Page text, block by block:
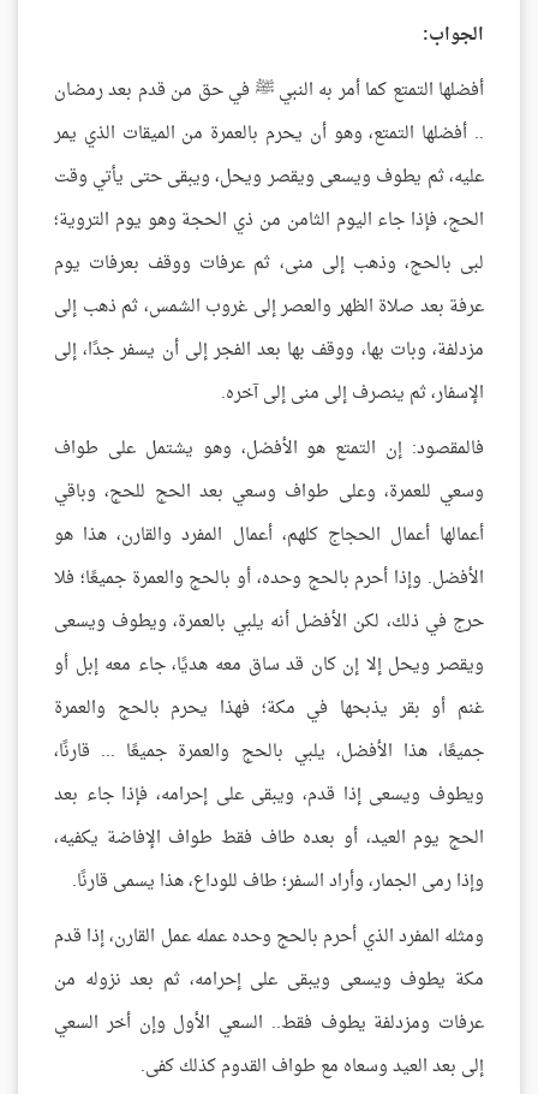
الجواب:
أفضلها التمتع كما أمر به النبي ﷺ في حق من قدم بعد رمضان
.. أفضلها التمتع، وهو أن يحرم بالعمرة من الميقات الذي يمر
عليه، ثم يطوف ويسعى ويقصر ويحل، ويبقى حتى يأتي وقت
الحج، فإذا جاء اليوم الثامن من ذي الحجة وهو يوم التروية؛
لبى بالحج، وذهب إلى منى، ثم عرفات ووقف بعرفات يوم
عرفة بعد صلاة الظهر والعصر إلى غروب الشمس، ثم ذهب إلى
مزدلفة، وبات بها، ووقف بها بعد الفجر إلى أن يسفر جدًا، إلى
الإسفار، ثم ينصرف إلى منى إلى آخره.
فالمقصود: إن التمتع هو الأفضل، وهو يشتمل على طواف
وسعي للعمرة، وعلى طواف وسعي بعد الحج للحج، وباقي
أعمالها أعمال الحجاج كلهم، أعمال المفرد والقارن، هذا هو
الأفضل. وإذا أحرم بالحج وحده، أو بالحج والعمرة جميعًا؛ فلا
حرج في ذلك، لكن الأفضل أنه يلبي بالعمرة، ويطوف ويسعى
ويقصر ويحل إلا إن كان قد ساق معه هديًا، جاء معه إبل أو
غنم أو بقر يذبحها في مكة؛ فهذا يحرم بالحج والعمرة
جميعًا، هذا الأفضل، يلبي بالحج والعمرة جميعًا ... قارنًا،
ويطوف ويسعى إذا قدم، ويبقى على إحرامه، فإذا جاء بعد
الحج يوم العيد، أو بعده طاف فقط طواف الإفاضة يكفيه،
وإذا رمى الجمار، وأراد السفر؛ طاف للوداع، هذا يسمى قارنًا.
ومثله المفرد الذي أحرم بالحج وحده عمله عمل القارن، إذا قدم
مكة يطوف ويسعى ويبقى على إحرامه، ثم بعد نزوله من
عرفات ومزدلفة يطوف فقط.. السعي الأول وإن أخر السعي
إلى بعد العيد وسعاه مع طواف القدوم كذلك كفى.